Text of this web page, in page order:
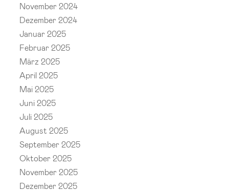
November 2024
Dezember 2024
Januar 2025
Februar 2025
März 2025
April 2025
Mai 2025
Juni 2025
Juli 2025
August 2025
September 2025
Oktober 2025
November 2025
Dezember 2025